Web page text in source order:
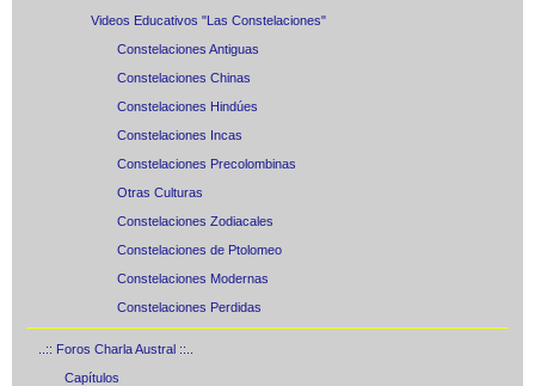
Videos Educativos "Las Constelaciones"
Constelaciones Antiguas
Constelaciones Chinas
Constelaciones Hindúes
Constelaciones Incas
Constelaciones Precolombinas
Otras Culturas
Constelaciones Zodiacales
Constelaciones de Ptolomeo
Constelaciones Modernas
Constelaciones Perdidas
..:: Foros Charla Austral ::..
Capítulos